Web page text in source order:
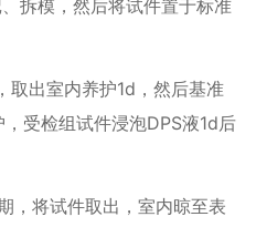
、拆模，然后将试件置于标准
取出室内养护1d ，然后基准
受检组试件浸泡DPS液1d后
，将试件取出，室内晾至表